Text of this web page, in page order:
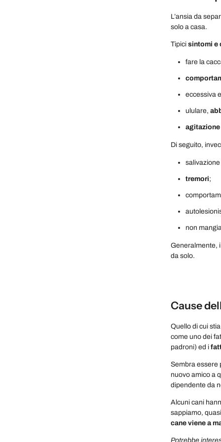
L’ansia da
solo a casa.
Tipici sintomi e
fare la
eccessiva
ululare,
agitazione
Di seguito,
tremori;
non
Generalmente,
da solo.
Cause
Quello di cui
come uno dei
padroni) ed i
Sembra essere
nuovo amico a
dipendente da
Alcuni cani
sappiamo,
cane viene a
Potrebbe